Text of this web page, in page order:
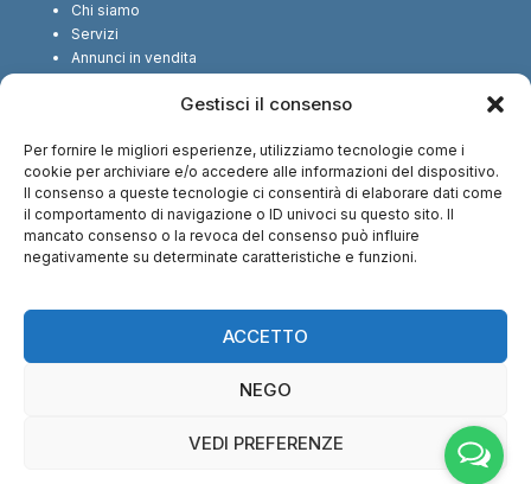
Gestisci il consenso
Per fornire le migliori esperienze, utilizziamo tecnologie come i
cookie per archiviare e/o accedere alle informazioni del dispositivo.
Il consenso a queste tecnologie ci consentirà di elaborare dati come
il comportamento di navigazione o ID univoci su questo sito. Il
mancato consenso o la revoca del consenso può influire
negativamente su determinate caratteristiche e funzioni.
ACCETTO
NEGO
VEDI PREFERENZE
Chi siamo
Servizi
Annunci in vendita
SEGUICI SUI SOCIAL
CI TROVI ANCHE SU:
© Copyright 2013 – 2026 Nuova Immobiliare di Fabio Serralunga | Tutti i